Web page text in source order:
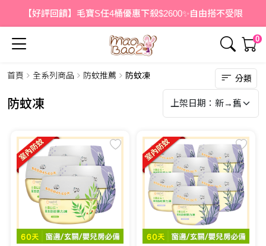
【好評回饋】毛寶S任4桶優惠下殺$2600✨自由搭不受限
0
首頁 全系列商品 防蚊推薦 防蚊凍 分類
防蚊凍